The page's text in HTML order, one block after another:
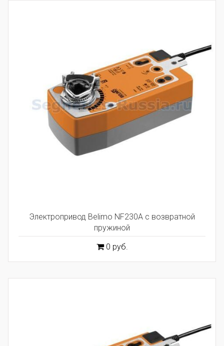
Электропривод Belimo NF230A с возвратной
пружиной
0 руб.